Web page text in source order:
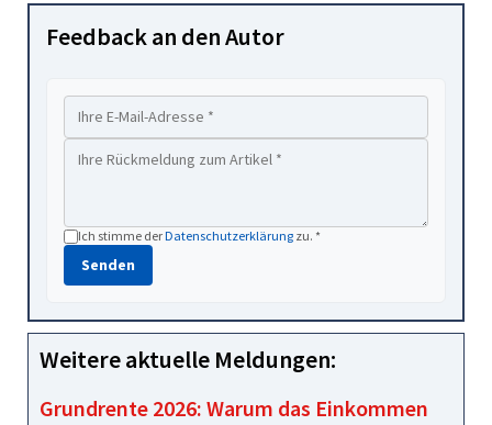
Feedback an den Autor
Ich stimme derDatenschutzerklärung zu. *
Senden
Weitere aktuelle Meldungen:
Grundrente 2026: Warum das Einkommen